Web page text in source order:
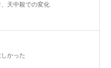
天中殺での変化
かった